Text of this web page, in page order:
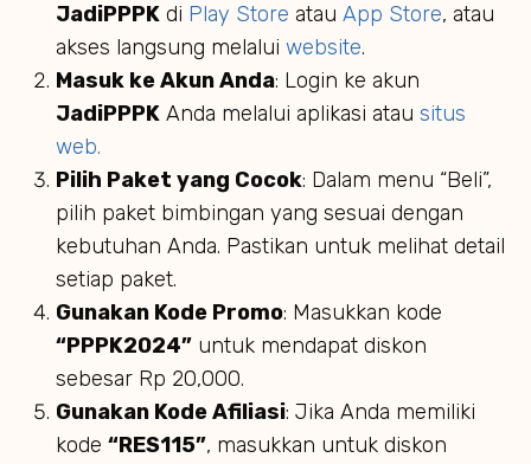
JadiPPPK di Play Store atau App Store, atau
akses langsung melalui website.
Masuk ke Akun Anda: Login ke akun
JadiPPPK Anda melalui aplikasi atau situs
web.
Pilih Paket yang Cocok: Dalam menu “Beli”,
pilih paket bimbingan yang sesuai dengan
kebutuhan Anda. Pastikan untuk melihat detail
setiap paket.
Gunakan Kode Promo: Masukkan kode
“PPPK2024” untuk mendapat diskon
sebesar Rp 20,000.
Gunakan Kode Afiliasi: Jika Anda memiliki
kode “RES115”, masukkan untuk diskon